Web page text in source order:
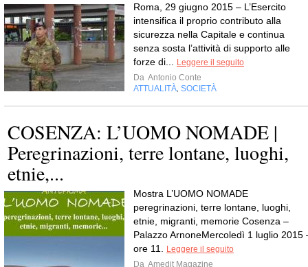
Roma, 29 giugno 2015 – L’Esercito
intensifica il proprio contributo alla
sicurezza nella Capitale e continua
senza sosta l’attività di supporto alle
forze di...
Leggere il seguito
Da Antonio Conte
ATTUALITÀ SOCIETÀ
COSENZA: L’UOMO NOMADE |
Peregrinazioni, terre lontane, luoghi,
etnie,...
Mostra L’UOMO NOMADE
peregrinazioni, terre lontane, luoghi,
etnie, migranti, memorie Cosenza –
Palazzo ArnoneMercoledì 1 luglio 2015
ore 11.
Leggere il seguito
Da Amedit Magazine